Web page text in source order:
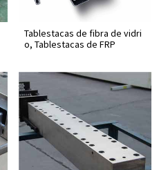
Tablestacas de fibra de vidri
o, Tablestacas de FRP